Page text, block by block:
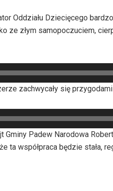
Oddziału Dziecięcego
ze złym samopoczuciem,
zachwycały się
Gminy Padew Narodowa
ta współpraca będzie stała,